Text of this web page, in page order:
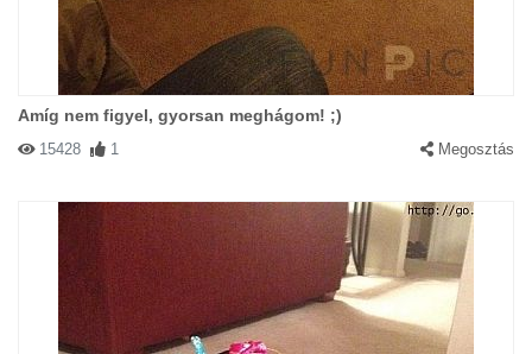
Amíg nem figyel, gyorsan meghágom! ;)
15428 1 Megosztás